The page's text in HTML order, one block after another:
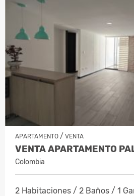
APARTAMENTO / VENTA
Colombia
2 Habitaciones / 2 Baños / 1